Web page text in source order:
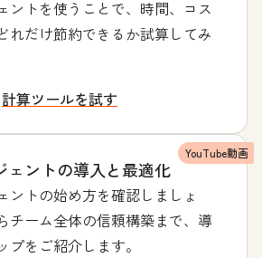
ントを使うことで、時間、コス
れだけ節約できるか試算してみ
計算ツールを試す
YouTube動画
ェントの導入と最適化
ントの始め方を確認しましょ
チーム全体の信頼構築まで、導
プをご紹介します。